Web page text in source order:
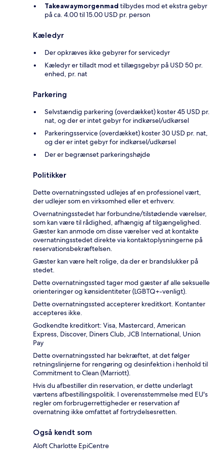
Takeawaymorgenmad tilbydes mod et ekstra gebyr
på ca. 4.00 til 15.00 USD pr. person
Kæledyr
Der opkræves ikke gebyrer for servicedyr
Kæledyr er tilladt mod et tillægsgebyr på USD 50 pr.
enhed, pr. nat
Parkering
Selvstændig parkering (overdækket) koster 45 USD pr.
nat, og der er intet gebyr for indkørsel/udkørsel
Parkeringsservice (overdækket) koster 30 USD pr. nat,
og der er intet gebyr for indkørsel/udkørsel
Der er begrænset parkeringshøjde
Politikker
Dette overnatningssted udlejes af en professionel vært,
der udlejer som en virksomhed eller et erhverv.
Overnatningsstedet har forbundne/tilstødende værelser,
som kan være til rådighed, afhængig af tilgængelighed.
Gæster kan anmode om disse værelser ved at kontakte
overnatningsstedet direkte via kontaktoplysningerne på
reservationsbekræftelsen.
Gæster kan være helt rolige, da der er brandslukker på
stedet.
Dette overnatningssted tager mod gæster af alle seksuelle
orienteringer og kønsidentiteter (LGBTQ+-venligt).
Dette overnatningssted accepterer kreditkort. Kontanter
accepteres ikke.
Godkendte kreditkort: Visa, Mastercard, American
Express, Discover, Diners Club, JCB International, Union
Pay
Dette overnatningssted har bekræftet, at det følger
retningslinjerne for rengøring og desinfektion i henhold til
Commitment to Clean (Marriott).
Hvis du afbestiller din reservation, er dette underlagt
værtens afbestillingspolitik. I overensstemmelse med EU's
regler om forbrugerrettigheder er reservation af
overnatning ikke omfattet af fortrydelsesretten.
Også kendt som
Aloft Charlotte EpiCentre